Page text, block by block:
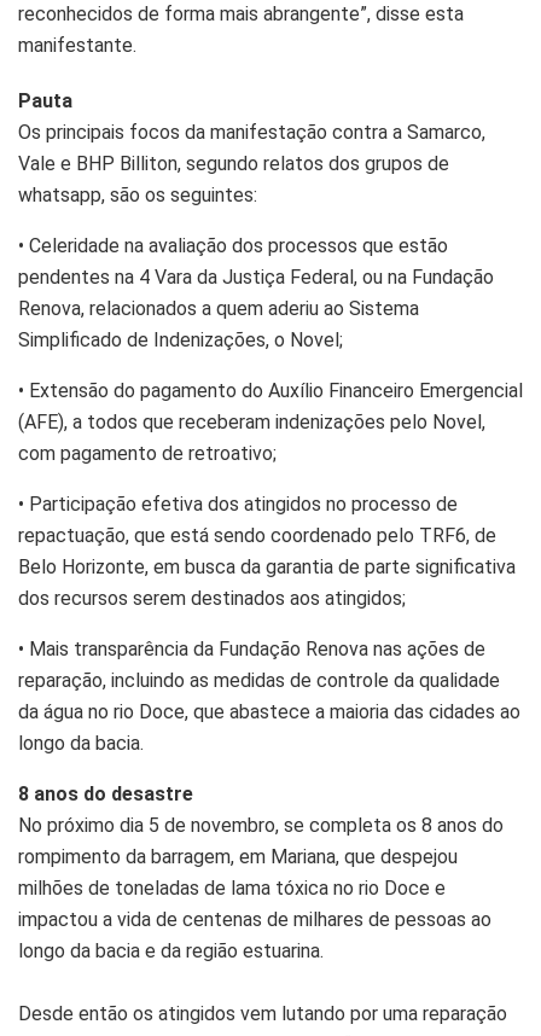
reconhecidos de forma mais abrangente”, disse esta
manifestante.
Pauta
Os principais focos da manifestação contra a Samarco,
Vale e BHP Billiton, segundo relatos dos grupos de
whatsapp, são os seguintes:
• Celeridade na avaliação dos processos que estão
pendentes na 4 Vara da Justiça Federal, ou na Fundação
Renova, relacionados a quem aderiu ao Sistema
Simplificado de Indenizações, o Novel;
• Extensão do pagamento do Auxílio Financeiro Emergencial
(AFE), a todos que receberam indenizações pelo Novel,
com pagamento de retroativo;
• Participação efetiva dos atingidos no processo de
repactuação, que está sendo coordenado pelo TRF6, de
Belo Horizonte, em busca da garantia de parte significativa
dos recursos serem destinados aos atingidos;
• Mais transparência da Fundação Renova nas ações de
reparação, incluindo as medidas de controle da qualidade
da água no rio Doce, que abastece a maioria das cidades ao
longo da bacia.
8 anos do desastre
No próximo dia 5 de novembro, se completa os 8 anos do
rompimento da barragem, em Mariana, que despejou
milhões de toneladas de lama tóxica no rio Doce e
impactou a vida de centenas de milhares de pessoas ao
longo da bacia e da região estuarina.
Desde então os atingidos vem lutando por uma reparação